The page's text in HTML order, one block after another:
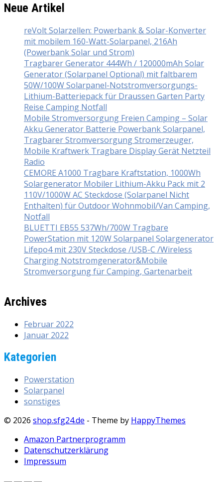
Neue Artikel
reVolt Solarzellen: Powerbank & Solar-Konverter
mit mobilem 160-Watt-Solarpanel, 216Ah
(Powerbank Solar und Strom)
Tragbarer Generator 444Wh / 120000mAh Solar
Generator (Solarpanel Optional) mit faltbarem
50W/100W Solarpanel-Notstromversorgungs-
Lithium-Batteriepack für Draussen Garten Party
Reise Camping Notfall
Mobile Stromversorgung Freien Camping – Solar
Akku Generator Batterie Powerbank Solarpanel,
Tragbarer Stromversorgung Stromerzeuger,
Mobile Kraftwerk Tragbare Display Gerät Netzteil
Radio
CEMORE A1000 Tragbare Kraftstation, 1000Wh
Solargenerator Mobiler Lithium-Akku Pack mit 2
110V/1000W AC Steckdose (Solarpanel Nicht
Enthalten) für Outdoor Wohnmobil/Van Camping,
Notfall
BLUETTI EB55 537Wh/700W Tragbare
PowerStation mit 120W Solarpanel Solargenerator
Lifepo4 mit 230V Steckdose /USB-C /Wireless
Charging Notstromgenerator&Mobile
Stromversorgung für Camping, Gartenarbeit
Archives
Februar 2022
Januar 2022
Kategorien
Powerstation
Solarpanel
sonstiges
© 2026 shop.sfg24.de - Theme by HappyThemes
Amazon Partnerprogramm
Datenschutzerklärung
Impressum